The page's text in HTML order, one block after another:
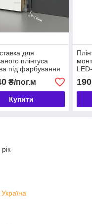
для
плінтуса
під фарбування
₴/пог.м
Купити
190